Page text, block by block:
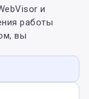
и
работы
вы